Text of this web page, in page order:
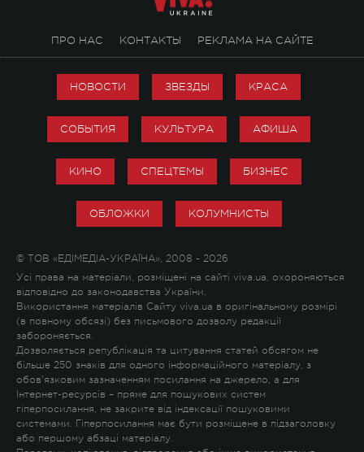
ПРО НАС КОНТАКТЫ РЕКЛАМА НА САЙТЕ
НОВОСТИ ЗВЕЗДЫ КРАСА
СОБЫТИЯ КУЛЬТУРА АФИША
КИНО СПЕЦТЕМЫ БИЗНЕС
ОБЛОЖКИ КОЛУМНИСТЫ
© ТОВ «ЕДІМЕДІА-УКРАЇНА», 2008 - 2026
Усі права на матеріали, розміщені на сайті viva.ua, охороняються
відповідно до законодавства України.
Використання матеріалів Сайту viva.ua в оригінальному розмірі
(в повному обсязі) без письмового дозволу редакції
забороняється.
Дозволяється републікація та цитування статей обсягом не
більше 250 знаків для одного інформаційного матеріалу, з
обов'язковим зазначенням посилання на джерело, а для
Інтернет-ресурсів – пряме для пошукових систем
гіперпосилання, не закрите від індексації пошуковими
системами. Гіперпосилання має бути розміщене в підзаголовку
або першому абзаці матеріалу.